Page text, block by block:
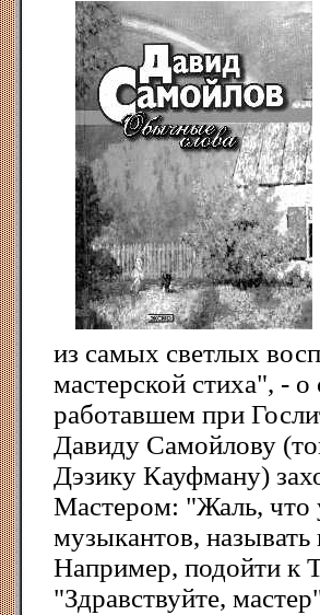
из самых светлых
мастерской стиха", -
работавшем при
Давиду Самойлову
Дэзику Кауфману)
Мастером: "Жаль, что
музыкантов,
Например, подойти к
"Здравствуйте,